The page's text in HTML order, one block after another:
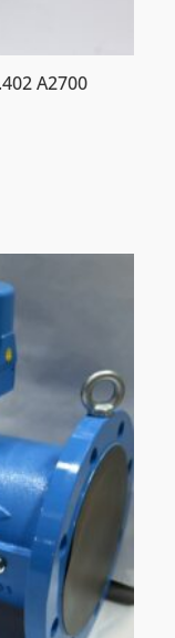
A2700